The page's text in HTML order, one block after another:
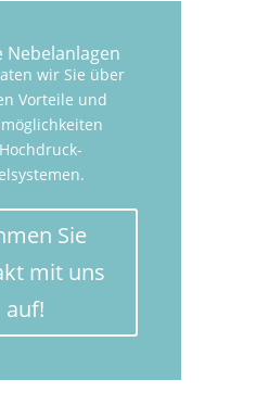
Nebelanlagen
wir Sie über
Vorteile und
Sie
mit uns
auf!